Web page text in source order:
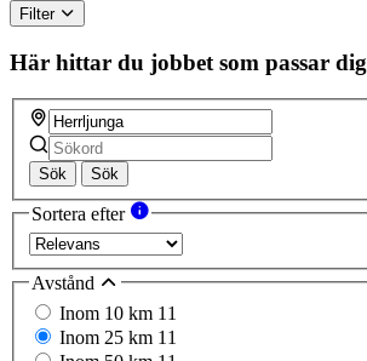
Filter
Här hittar du jobbet som passar dig
Sök Sök
Sortera efter
Avstånd
Inom 10 km 11
Inom 25 km 11